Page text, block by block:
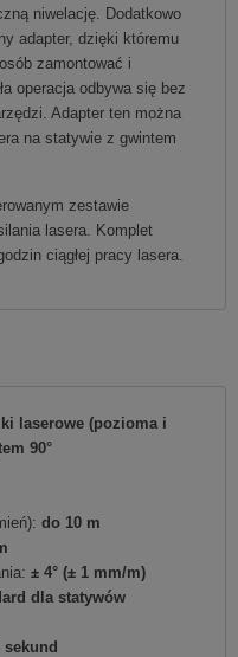
niwelację. Dodatkowo
adapter, dzięki któremu
zamontować i
operacja odbywa się bez
Adapter ten można
na statywie z gwintem
zestawie
lasera. Komplet
ciągłej pracy lasera.
laserowe (pozioma i
90°
do 10 m
± 4° (± 1 mm/m)
dla statywów
sekund